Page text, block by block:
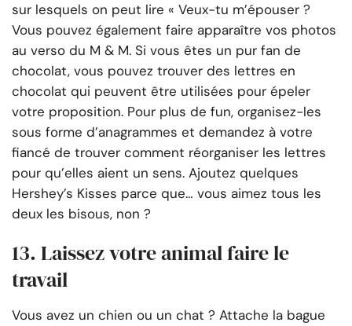
sur lesquels on peut lire « Veux-tu m’épouser ?
Vous pouvez également faire apparaître vos photos
au verso du M & M. Si vous êtes un pur fan de
chocolat, vous pouvez trouver des lettres en
chocolat qui peuvent être utilisées pour épeler
votre proposition. Pour plus de fun, organisez-les
sous forme d’anagrammes et demandez à votre
fiancé de trouver comment réorganiser les lettres
pour qu’elles aient un sens. Ajoutez quelques
Hershey’s Kisses parce que… vous aimez tous les
deux les bisous, non ?
13. Laissez votre animal faire le
travail
Vous avez un chien ou un chat ? Attache la bague